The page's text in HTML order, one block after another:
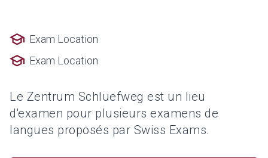
Exam Location
Exam Location
Le Zentrum Schluefweg est un lieu
d'examen pour plusieurs examens de
langues proposés par Swiss Exams.